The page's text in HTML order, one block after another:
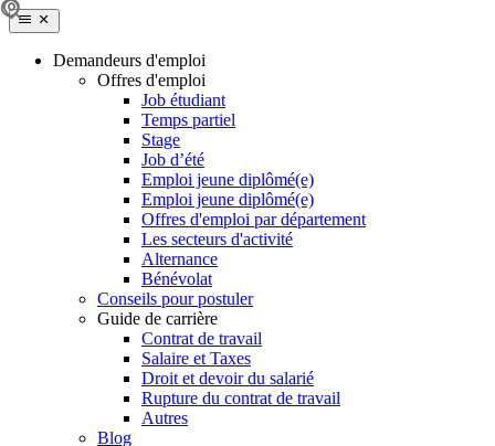
Demandeurs d'emploi
Offres d'emploi
Job étudiant
Temps partiel
Stage
Job d’été
Emploi jeune diplômé(e)
Emploi jeune diplômé(e)
Offres d'emploi par département
Les secteurs d'activité
Alternance
Bénévolat
Conseils pour postuler
Guide de carrière
Contrat de travail
Salaire et Taxes
Droit et devoir du salarié
Rupture du contrat de travail
Autres
Blog